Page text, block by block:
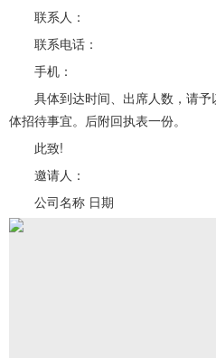
联系人：
联系电话：
手机：
具体到达时间、出席人数，请予
体招待事宜。后附回执表一份。
此致!
邀请人：
公司名称 日期